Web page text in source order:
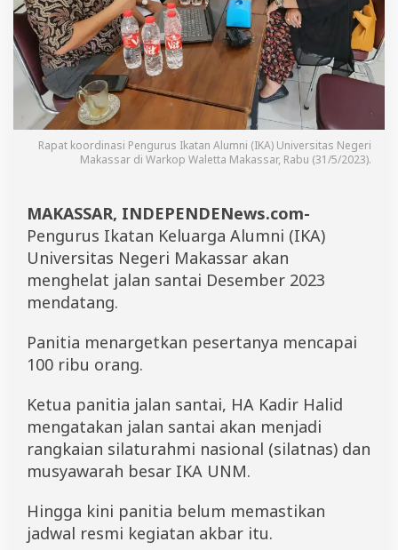
n
1
0
0
R
i
P
e
s
t
a
J
a
l
e
h
a
D
e
e
m
r
2
Rapat koordinasi Pengurus Ikatan Alumni (IKA) Universitas Negeri
Makassar di Warkop Waletta Makassar, Rabu (31/5/2023).
MAKASSAR, INDEPENDENews.com-
Pengurus Ikatan Keluarga Alumni (IKA)
Universitas Negeri Makassar akan
menghelat jalan santai Desember 2023
mendatang.
Panitia menargetkan pesertanya mencapai
100 ribu orang.
Ketua panitia jalan santai, HA Kadir Halid
mengatakan jalan santai akan menjadi
rangkaian silaturahmi nasional (silatnas) dan
musyawarah besar IKA UNM.
Hingga kini panitia belum memastikan
jadwal resmi kegiatan akbar itu.